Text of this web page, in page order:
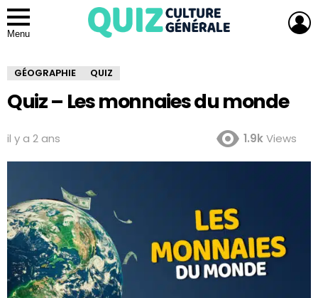
Menu
GÉOGRAPHIE QUIZ
Quiz – Les monnaies du monde
il y a 2 ans 1.9kViews